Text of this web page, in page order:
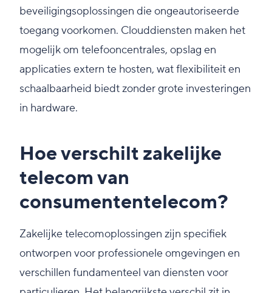
beveiligingsoplossingen die ongeautoriseerde
toegang voorkomen. Clouddiensten maken het
mogelijk om telefooncentrales, opslag en
applicaties extern te hosten, wat flexibiliteit en
schaalbaarheid biedt zonder grote investeringen
in hardware.
Hoe verschilt zakelijke
telecom van
consumententelecom?
Zakelijke telecomoplossingen zijn specifiek
ontworpen voor professionele omgevingen en
verschillen fundamenteel van diensten voor